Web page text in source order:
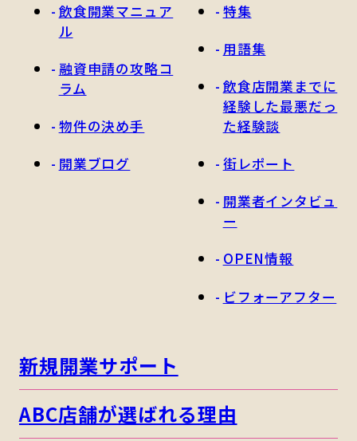
飲食開業マニュア
ル
融資申請の攻略コ
ラム
物件の決め手
開業ブログ
特集
用語集
飲食店開業までに
経験した最悪だっ
た経験談
街レポート
開業者インタビュ
ー
OPEN情報
ビフォーアフター
新規開業サポート
ABC店舗が選ばれる理由